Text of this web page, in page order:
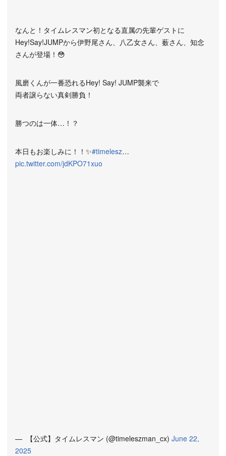
なんと！タイムレスマン初となる直属の先輩ゲストに
Hey!Say!JUMPから伊野尾さん、八乙女さん、薮さん、知念
さんが登場！😳
風磨くんが一番恐れるHey! Say! JUMP襲来で
両者譲らない真剣勝負！
勝つのは一体…！？
本日もお楽しみに！！✨#timelesz…
pic.twitter.com/jdKPO71xuo
—  ︎︎【公式】タイムレスマン (@timeleszman_cx) June 22,
2025